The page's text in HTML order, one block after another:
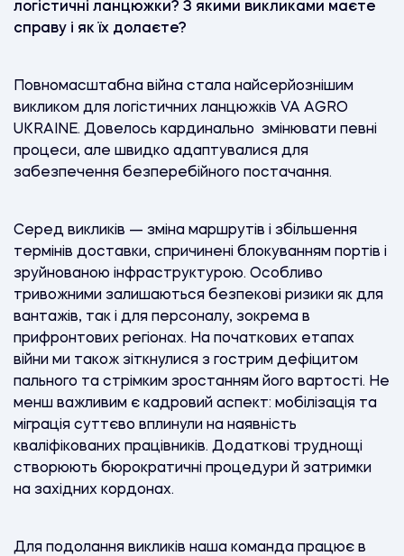
логістичні ланцюжки? З якими викликами маєте
справу і як їх долаєте?
Повномасштабна війна стала найсерйознішим
викликом для логістичних ланцюжків VA AGRO
UKRAINE. Довелось кардинально змінювати певні
процеси, але швидко адаптувалися для
забезпечення безперебійного постачання.
Серед викликів — зміна маршрутів і збільшення
термінів доставки, спричинені блокуванням портів і
зруйнованою інфраструктурою. Особливо
тривожними залишаються безпекові ризики як для
вантажів, так і для персоналу, зокрема в
прифронтових регіонах. На початкових етапах
війни ми також зіткнулися з гострим дефіцитом
пального та стрімким зростанням його вартості. Не
менш важливим є кадровий аспект: мобілізація та
міграція суттєво вплинули на наявність
кваліфікованих працівників. Додаткові труднощі
створюють бюрократичні процедури й затримки
на західних кордонах.
Для подолання викликів наша команда працює в